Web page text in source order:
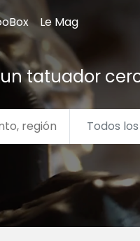
Le Mag
tatuador